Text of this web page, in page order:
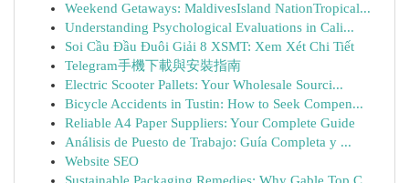
Weekend Getaways: MaldivesIsland NationTropical...
Understanding Psychological Evaluations in Cali...
Soi Cầu Đầu Đuôi Giải 8 XSMT: Xem Xét Chi Tiết
Telegram手機下載與安裝指南
Electric Scooter Pallets: Your Wholesale Sourci...
Bicycle Accidents in Tustin: How to Seek Compen...
Reliable A4 Paper Suppliers: Your Complete Guide
Análisis de Puesto de Trabajo: Guía Completa y ...
Website SEO